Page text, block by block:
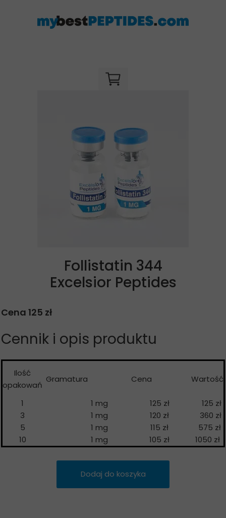
Follistatin 344
Excelsior Peptides
Cena 125 zł
Cennik i opis produktu
Ilość
opakowań
Gramatura Cena Wartość
1 1 mg 125 zł
125 zł
3
1 mg 120 zł
360 zł
5
10
1 mg
1 mg
115 zł
105 zł
575 zł
1050 zł
Dodaj do koszyka